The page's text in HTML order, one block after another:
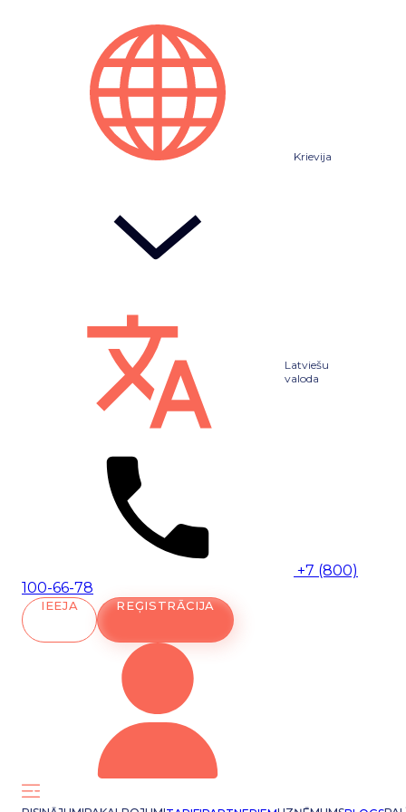
Krievija
Latviešu
valoda
+7 (800)
100-66-78
IEEJA REĢISTRĀCIJA